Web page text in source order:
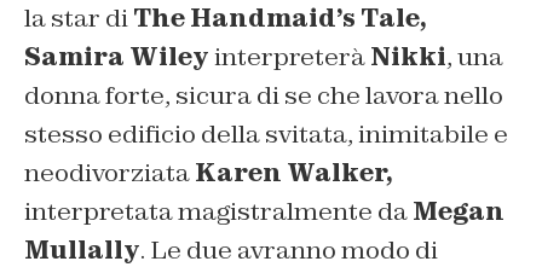
la star diThe Handmaid’s Tale,
Samira WileyinterpreteràNikki, una
donna forte, sicura di se che lavora nello
stesso edificio della svitata, inimitabile e
neodivorziataKaren Walker,
interpretata magistralmente daMegan
Mullally. Le due avranno modo di